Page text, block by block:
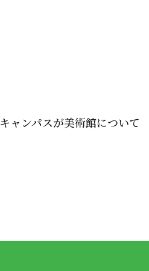
キャンパスが美術館について